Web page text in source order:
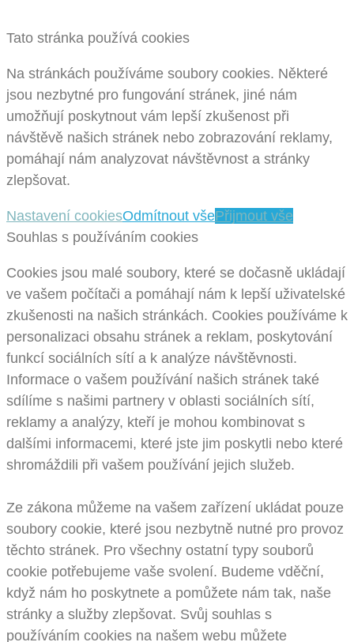
Tato stránka používá cookies
Na stránkách používáme soubory cookies. Některé
jsou nezbytné pro fungování stránek, jiné nám
umožňují poskytnout vám lepší zkušenost při
návštěvě našich stránek nebo zobrazování reklamy,
pomáhají nám analyzovat návštěvnost a stránky
zlepšovat.
Nastavení cookiesOdmítnout všePřijmout vše
Souhlas s používáním cookies
Cookies jsou malé soubory, které se dočasně ukládají
ve vašem počítači a pomáhají nám k lepší uživatelské
zkušenosti na našich stránkách. Cookies používáme k
personalizaci obsahu stránek a reklam, poskytování
funkcí sociálních sítí a k analýze návštěvnosti.
Informace o vašem používání našich stránek také
sdílíme s našimi partnery v oblasti sociálních sítí,
reklamy a analýzy, kteří je mohou kombinovat s
dalšími informacemi, které jste jim poskytli nebo které
shromáždili při vašem používání jejich služeb.
Ze zákona můžeme na vašem zařízení ukládat pouze
soubory cookie, které jsou nezbytně nutné pro provoz
těchto stránek. Pro všechny ostatní typy souborů
cookie potřebujeme vaše svolení. Budeme vděční,
když nám ho poskytnete a pomůžete nám tak, naše
stránky a služby zlepšovat. Svůj souhlas s
používáním cookies na našem webu můžete